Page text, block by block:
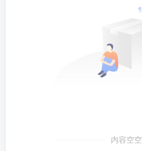
内容空